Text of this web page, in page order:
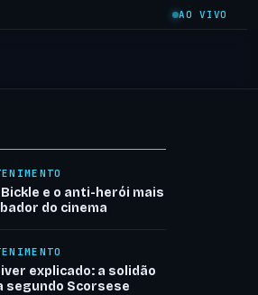
AO VIVO
e o anti-herói mais
do cinema
explicado: a solidão
segundo Scorsese